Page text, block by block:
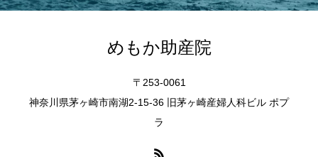
めもか助産院
〒253-0061
神奈川県茅ヶ崎市南湖2-15-36 旧茅ヶ崎産婦人科ビル ポプ
ラ